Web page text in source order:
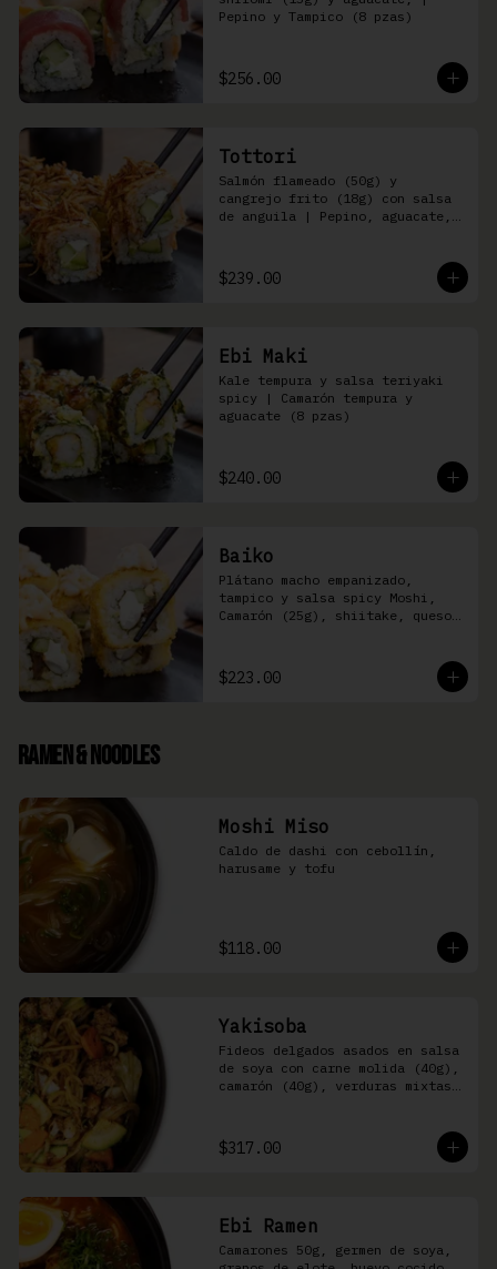
Pepino y Tampico (8 pzas)
$256.00
Tottori
Salmón flameado (50g) y
cangrejo frito (18g) con salsa
de anguila | Pepino, aguacate,
$239.00
Ebi Maki
Kale tempura y salsa teriyaki
spicy | Camarón tempura y
aguacate (8 pzas)
$240.00
Baiko
Plátano macho empanizado,
tampico y salsa spicy Moshi,
Camarón (25g), shiitake, queso
$223.00
Ramen & Noodles
Moshi Miso
Caldo de dashi con cebollín,
harusame y tofu
$118.00
Yakisoba
Fideos delgados asados en salsa
de soya con carne molida (40g),
camarón (40g), verduras mixtas
$317.00
Ebi Ramen
Camarones 50g, germen de soya,